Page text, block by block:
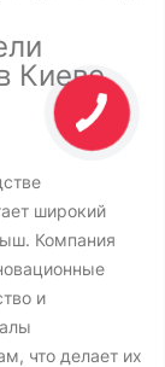
Киеве
широкий
Компания
и
что делает их